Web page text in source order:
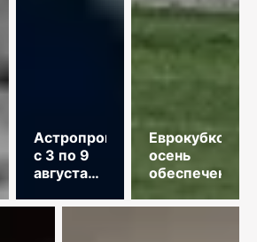
Астропрогноз
с 3 по 9
августа
года
Еврокубковая
осень
обеспечена